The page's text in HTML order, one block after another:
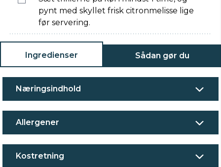
pynt med skyllet frisk citronmelisse lige
før servering.
Ingredienser Sådan gør du
Næringsindhold
Allergener
Kostretning